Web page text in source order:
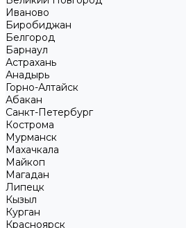
Иваново
Биробиджан
Белгород
Барнаул
Астрахань
Анадырь
Горно-Алтайск
Абакан
Санкт-Петербург
Кострома
Мурманск
Махачкала
Майкоп
Магадан
Липецк
Кызыл
Курган
Красноярск